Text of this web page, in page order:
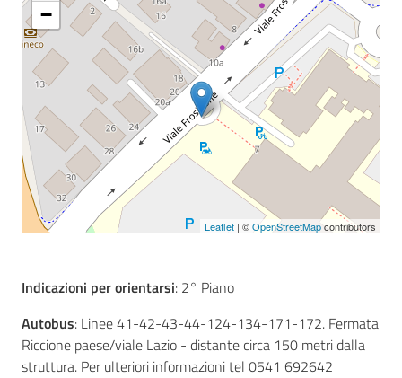
Seguici
su
−
Leaflet | ©OpenStreetMapcontributors
Indicazioni per orientarsi: 2° Piano
Autobus: Linee 41-42-43-44-124-134-171-172. Fermata
Riccione paese/viale Lazio - distante circa 150 metri dalla
struttura. Per ulteriori informazioni tel 0541 692642